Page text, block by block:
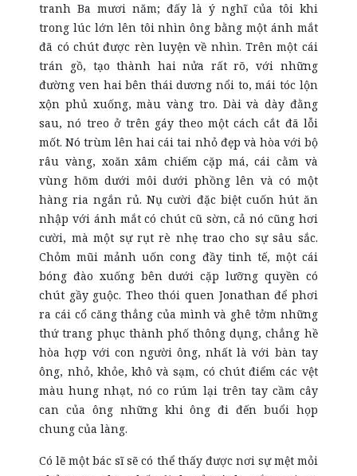
tranh Ba mươi năm; đấy là ý nghĩ của tôi khi
trong lúc lớn lên tôi nhìn ông bằng một ánh mắt
đã có chút được rèn luyện về nhìn. Trên một cái
trán gồ, tạo thành hai nửa rất rõ, với những
đường ven hai bên thái dương nổi to, mái tóc lộn
xộn phủ xuống, màu vàng tro. Dài và dày đằng
sau, nó treo ở trên gáy theo một cách cắt đã lỗi
mốt. Nó trùm lên hai cái tai nhỏ đẹp và hòa với bộ
râu vàng, xoăn xâm chiếm cặp má, cái cằm và
vùng hõm dưới môi dưới phồng lên và có một
hàng ria ngắn rủ. Nụ cười đặc biệt cuốn hút ăn
nhập với ánh mắt có chút cũ sờn, cả nó cũng hơi
cười, mà một sự rụt rè nhẹ trao cho sự sâu sắc.
Chỏm mũi mảnh uốn cong đầy tinh tế, một cái
bóng đào xuống bên dưới cặp lưỡng quyền có
chút gầy guộc. Theo thói quen Jonathan để phơi
ra cái cổ căng thẳng của mình và ghê tởm những
thứ trang phục thành phố thông dụng, chẳng hề
hòa hợp với con người ông, nhất là với bàn tay
ông, nhỏ, khỏe, khô và sạm, có chút điểm các vệt
màu hung nhạt, nó co rúm lại trên tay cầm cây
can của ông những khi ông đi đến buổi họp
chung của làng.
Có lẽ một bác sĩ sẽ có thể thấy được nơi sự mệt mỏi